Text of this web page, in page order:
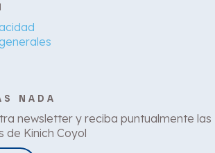
NADA
newsletter y reciba puntualmente las
de Kinich Coyol